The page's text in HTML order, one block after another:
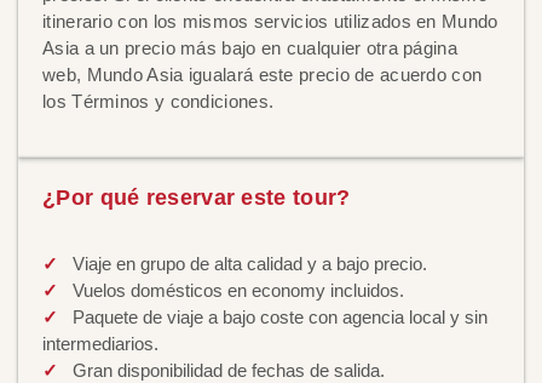
itinerario con los mismos servicios utilizados en Mundo
Asia a un precio más bajo en cualquier otra página
web, Mundo Asia igualará este precio de acuerdo con
los Términos y condiciones.
¿Por qué reservar este tour?
Viaje en grupo de alta calidad y a bajo precio.
Vuelos domésticos en economy incluidos.
Paquete de viaje a bajo coste con agencia local y sin
intermediarios.
Gran disponibilidad de fechas de salida.